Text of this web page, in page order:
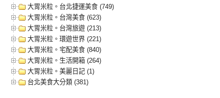
大胃米粒。台北捷運美食 (749)
大胃米粒。台灣美食 (623)
大胃米粒。台灣旅遊 (213)
大胃米粒。環遊世界 (221)
大胃米粒。宅配美食 (840)
大胃米粒。生活開箱 (264)
大胃米粒。美麗日記 (1)
台北美食大分類 (381)